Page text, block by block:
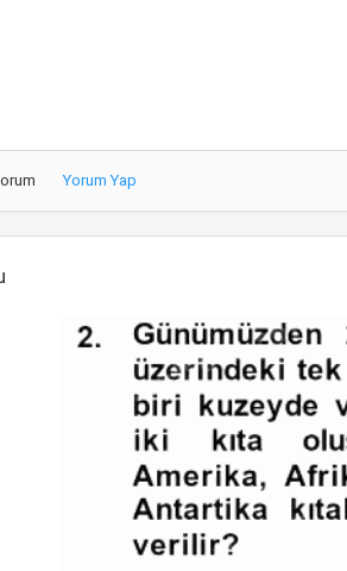
Yorum Yap